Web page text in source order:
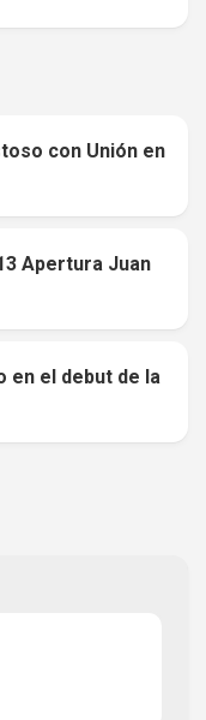
0
con Unión en
Apertura Juan
0
en el debut de la